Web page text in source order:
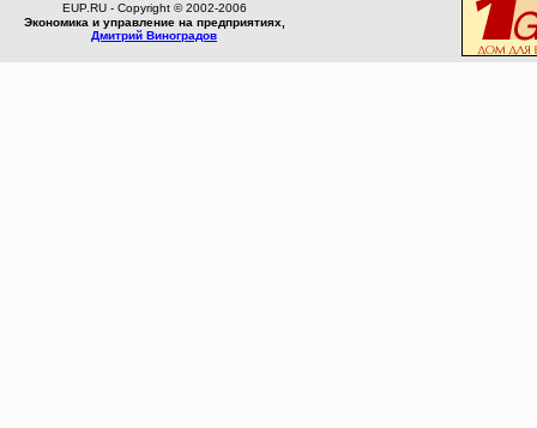
EUP.RU - Copyright © 2002-2006
Экономика и управление на предприятиях,
Дмитрий Виноградов